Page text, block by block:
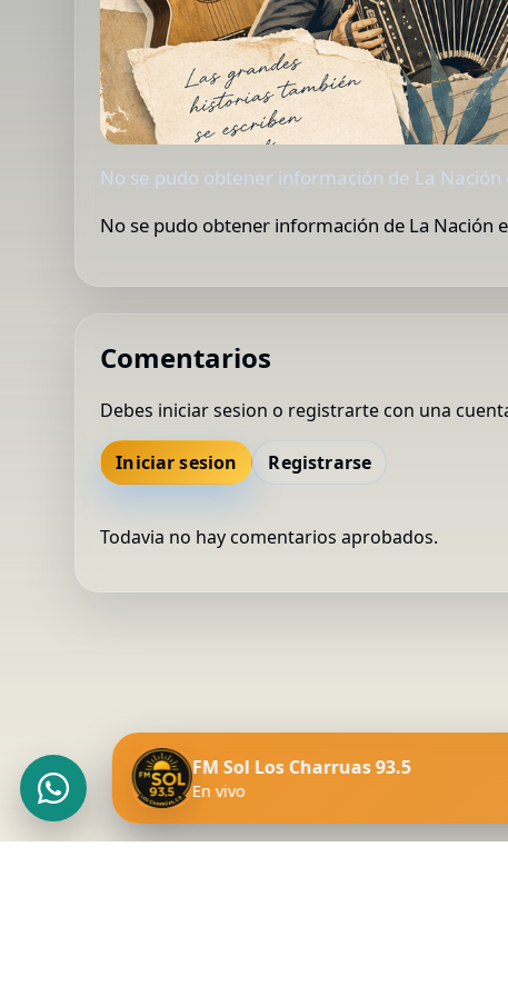
No se pudo obtener información de La Nación
No se pudo obtener información de La Nación
Comentarios
Debes iniciar sesion o registrarte con una
Iniciar sesion Registrarse
Todavia no hay comentarios aprobados.
FM Sol Los Charruas 93.5
En vivo
FM Sol 93.5 ×